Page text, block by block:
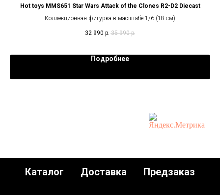
Hot toys MMS651 Star Wars Attack of the Clones R2-D2 Diecast
Коллекционная фигурка в масштабе 1/6 (18 см)
32 990 р. 35 990 р.
Подробнее
Каталог Доставка Предзаказ